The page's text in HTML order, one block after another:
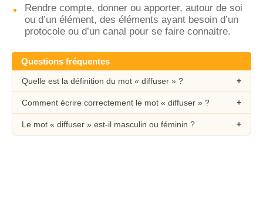
Rendre compte, donner ou apporter, autour de soi
ou d’un élément, des éléments ayant besoin d’un
protocole ou d’un canal pour se faire connaitre.
Questions fréquentes
Quelle est la définition du mot « diffuser » ?
Comment écrire correctement le mot « diffuser » ?
Le mot « diffuser » est-il masculin ou féminin ?